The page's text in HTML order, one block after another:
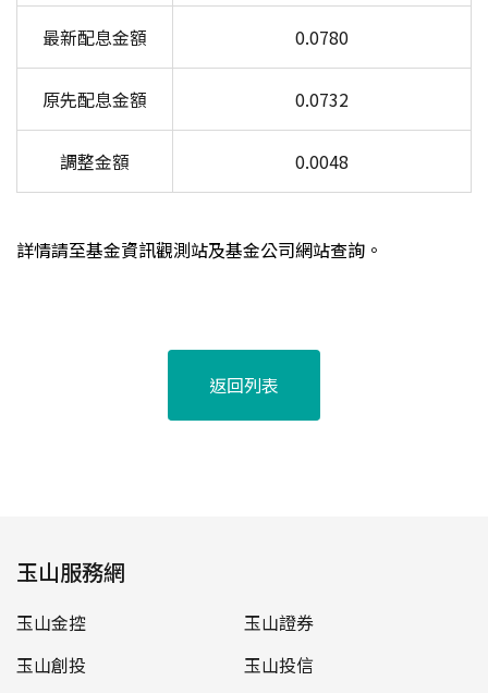
最新配息金額 0.0780
原先配息金額 0.0732
調整金額 0.0048
詳情請至基金資訊觀測站及基金公司網站查詢。
返回列表
玉山服務網
玉山金控
玉山證券
玉山創投
玉山投信